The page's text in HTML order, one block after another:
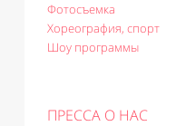
Фотосъемка
Хореография, спорт
Шоу программы
ПРЕССА О НАС